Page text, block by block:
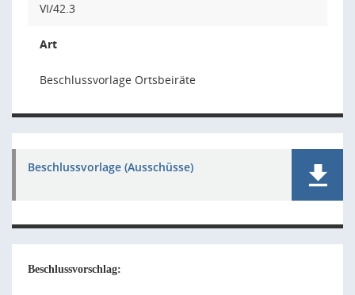
VI/42.3
Art
Beschlussvorlage Ortsbeiräte
Beschlussvorlage (Ausschüsse)
Beschlussvorschlag: